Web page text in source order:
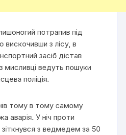
потрапив під
вискочивши з лісу, в
засіб дістав
ведуть пошуки
поліція.
тому в тому самому
аварія. У ніч проти
зіткнувся з ведмедем за 50